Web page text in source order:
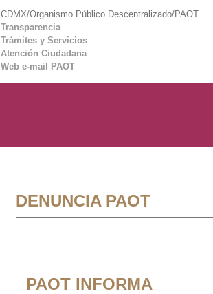
CDMX/Organismo Público Descentralizado/PAOT
Transparencia
Trámites y Servicios
Atención Ciudadana
Web e-mail PAOT
DENUNCIA PAOT
PAOT INFORMA